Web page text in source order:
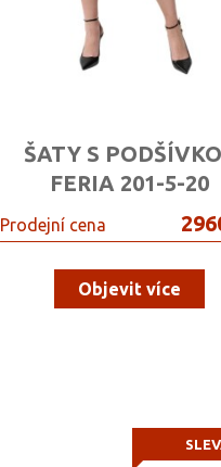
ŠATY S
FERIA 201-5-20
Prodejní cena
Objevit více